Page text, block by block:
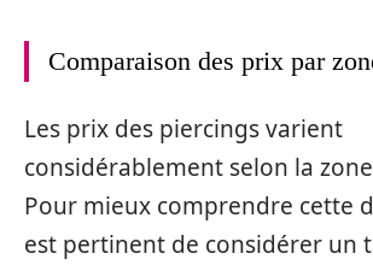
Comparaison des prix par
Les prix des piercings varient
considérablement selon la
Pour mieux comprendre cette
est pertinent de considérer un